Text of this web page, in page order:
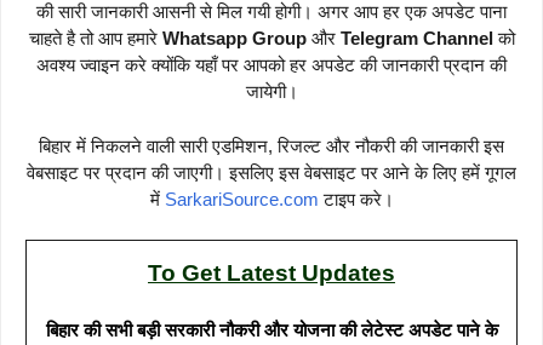
की सारी जानकारी आसनी से मिल गयी होगी। अगर आप हर एक अपडेट पाना
चाहते है तो आप हमारे Whatsapp Groupऔर Telegram Channelको
अवश्य ज्वाइन करे क्योंकि यहाँ पर आपको हर अपडेट की जानकारी प्रदान की
जायेगी।
बिहार में निकलने वाली सारी एडमिशन, रिजल्ट और नौकरी की जानकारी इस
वेबसाइट पर प्रदान की जाएगी। इसलिए इस वेबसाइट पर आने के लिए हमें गूगल
में SarkariSource.comटाइप करे।
To Get Latest Updates
बिहार की सभी बड़ी सरकारी नौकरी और योजना की लेटेस्ट अपडेट पाने के